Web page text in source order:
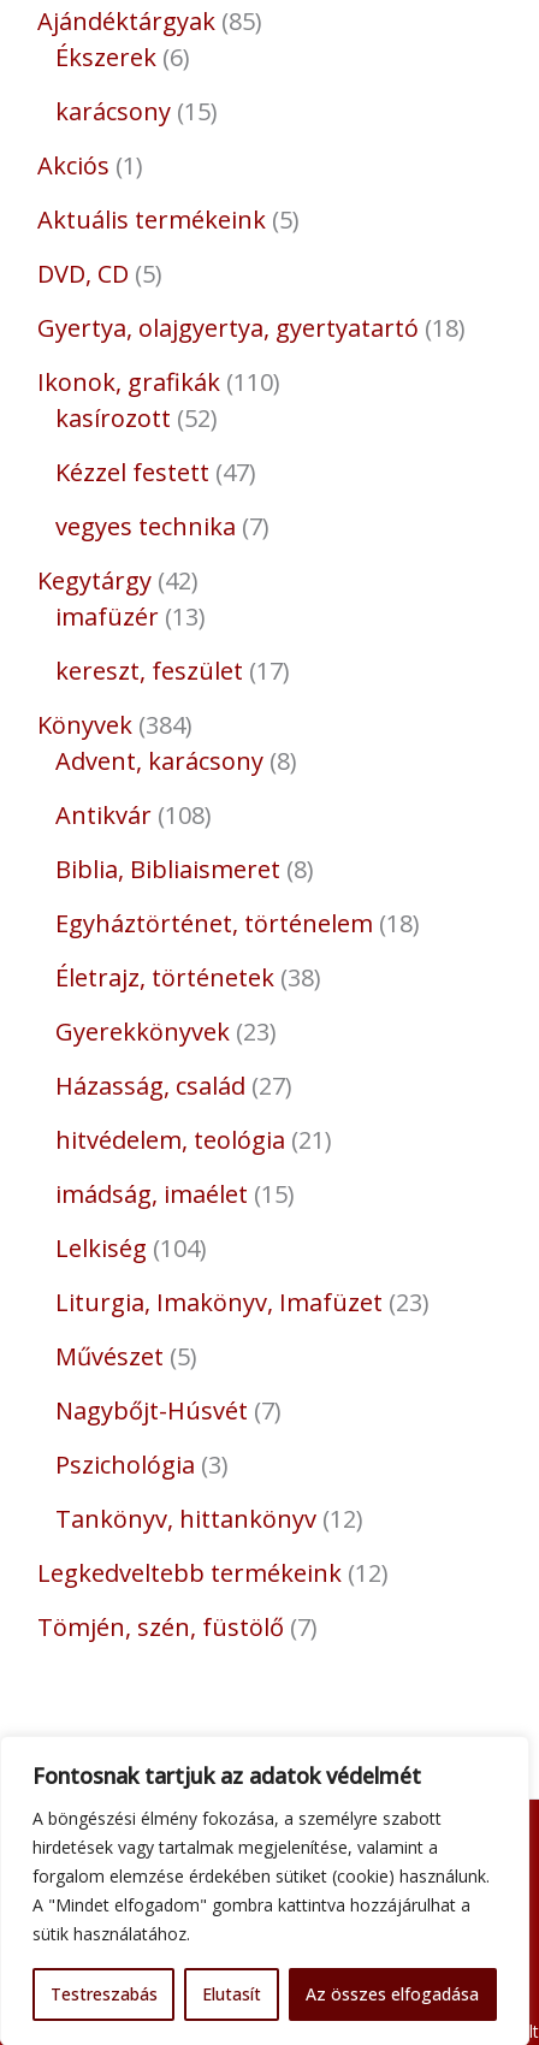
Fontosnak tartjuk az adatok védelmét
A böngészési élmény fokozása, a személyre szabott
hirdetések vagy tartalmak megjelenítése, valamint a
forgalom elemzése érdekében sütiket (cookie) használunk.
A "Mindet elfogadom" gombra kattintva hozzájárulhat a
sütik használatához.
Testreszabás Elutasít Az összes elfogadása
Ajándéktárgyak 85
Ékszerek 6
karácsony 15
Akciós 1
Aktuális termékeink 5
DVD, CD 5
Gyertya, olajgyertya, gyertyatartó 18
Ikonok, grafikák 110
kasírozott 52
Kézzel festett 47
vegyes technika 7
Kegytárgy 42
imafüzér 13
kereszt, feszület 17
Könyvek 384
Advent, karácsony 8
Antikvár 108
Biblia, Bibliaismeret 8
Egyháztörténet, történelem 18
Életrajz, történetek 38
Gyerekkönyvek 23
Házasság, család 27
hitvédelem, teológia 21
imádság, imaélet 15
Lelkiség 104
Liturgia, Imakönyv, Imafüzet 23
Művészet 5
Nagybőjt-Húsvét 7
Pszichológia 3
Tankönyv, hittankönyv 12
Legkedveltebb termékeink 12
Tömjén, szén, füstölő 7
Adatkezelési tájékoztató
Általános szerződési feltételek
Kapcsolat
Minden jog fenntartva © 2026 Szent Atanáz Könyv- és Kegytárgybolt